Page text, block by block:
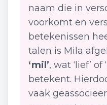
naam die in
voorkomt en
betekenissen
talen is Mila
‘mil’, wat ‘lief’ of
betekent.
vaak